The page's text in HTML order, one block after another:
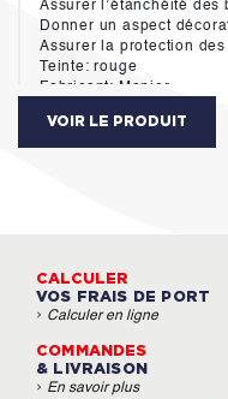
Assurer l’étanchéité des bordures latérales des
Donner un aspect décoratif à ces parties de
Assurer la protection des murs contre l’humidité et les salissures dues à l’écoulement des eaux de rives.
Teinte: rouge
Fabricant: Monier
VOIR LE PRODUIT
CALCULER
VOS FRAIS DE PORT
› Calculer en ligne
COMMANDES
& LIVRAISON
› En savoir plus